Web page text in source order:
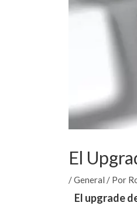
El
/General / Por
El upgrade